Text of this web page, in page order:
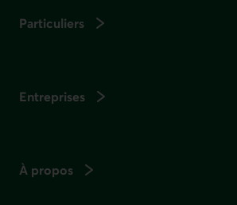
Particuliers
Entreprises
À propos